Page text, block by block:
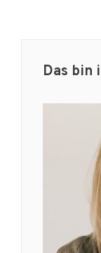
Das bin